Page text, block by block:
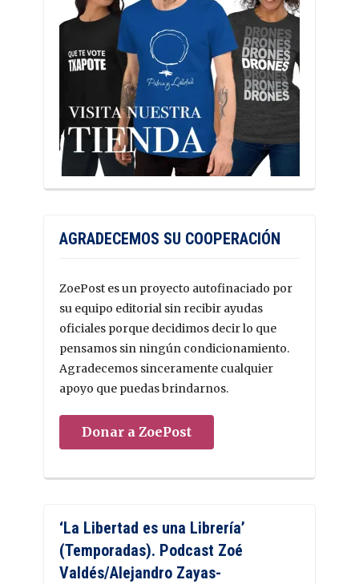
AGRADECEMOS SU COOPERACIÓN
ZoePost es un proyecto autofinaciado por
su equipo editorial sin recibir ayudas
oficiales porque decidimos decir lo que
pensamos sin ningún condicionamiento.
Agradecemos sinceramente cualquier
apoyo que puedas brindarnos.
Donar a ZoePost
‘La Libertad es una Librería’
(Temporadas). Podcast Zoé
Valdés/Alejandro Zayas-